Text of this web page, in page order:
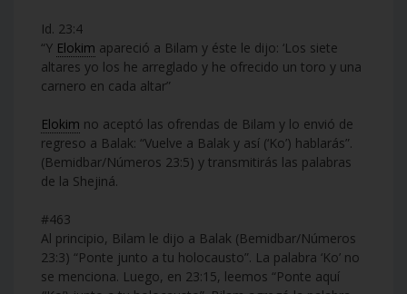
Id. 23:4
“Y Elokim apareció a Bilam y éste le dijo: ‘Los siete
altares yo los he arreglado y he ofrecido un toro y una
carnero en cada altar”
Elokim no aceptó las ofrendas de Bilam y lo envió de
regreso a Balak: “Vuelve a Balak y así (‘Ko’) hablarás”.
(Bemidbar/Números 23:5) y transmitirás las palabras
de la Shejiná.
#463
Al principio, Bilam le dijo a Balak (Bemidbar/Números
23:3) “Ponte junto a tu holocausto”. La palabra ‘Ko’ no
se menciona. Luego, en 23:15, leemos “Ponte aquí